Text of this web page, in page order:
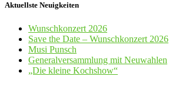
Aktuellste Neuigkeiten
Wunschkonzert 2026
Save the Date – Wunschkonzert 2026
Musi Punsch
Generalversammlung mit Neuwahlen
„Die kleine Kochshow“